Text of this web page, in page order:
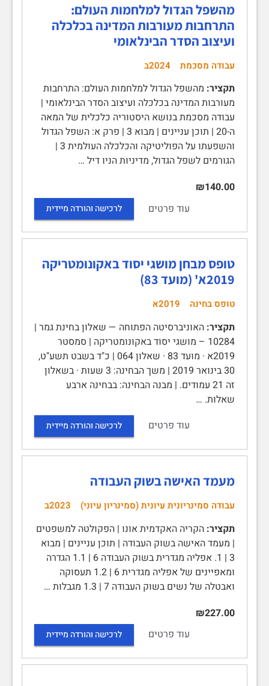
מהשפל הגדול למלחמות העולם:
התרחבות מעורבות המדינה בכלכלה
ועיצוב הסדר הבינלאומי
עבודה מסכמת 2024ב
תקציר: מהשפל הגדול למלחמות העולם: התרחבות
מעורבות המדינה בכלכלה ועיצוב הסדר הבינלאומי |
עבודה מסכמת בנושא היסטוריה כלכלית של המאה
ה-20 | תוכן עניינים | מבוא 3 | פרק א: השפל הגדול
והשפעתו על הפוליטיקה והכלכלה העולמית 3 |
הגורמים לשפל הגדול, מדיניות הניו דיל …
₪140.00
עוד פרטים
לרכישה והורדה מיידית
טופס מבחן מושגי יסוד באקונומטריקה
2019א' (מועד 83)
טופס בחינה 2019א
תקציר: האוניברסיטה הפתוחה — שאלון בחינת גמר |
10284 – מושגי יסוד באקונומטריקה | סמסטר
2019א · מועד 83 · שאלון 064 | כ"ד בשבט תשע"ט,
30 בינואר 2019 | משך הבחינה: 3 שעות · בשאלון
זה 21 עמודים. | מבנה הבחינה: בבחינה ארבע
שאלות. …
עוד פרטים
לרכישה והורדה מיידית
מעמד האישה בשוק העבודה
עבודה סמינריונית עיונית (סמינריון עיוני) 2023ב
תקציר: הקריה האקדמית אונו | הפקולטה למשפטים
| מעמד האישה בשוק העבודה | תוכן עניינים | מבוא
3 | 1. אפליה מגדרית בשוק העבודה 6 | 1.1 הגדרה
ומאפיינים של אפליה מגדרית 6 | 1.2 תעסוקה
ואבטלה של נשים בשוק העבודה 7 | 1.3 מגבלות …
₪227.00
עוד פרטים
לרכישה והורדה מיידית